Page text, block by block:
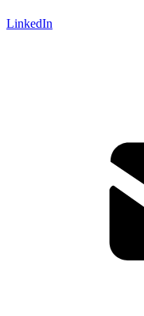
LinkedIn